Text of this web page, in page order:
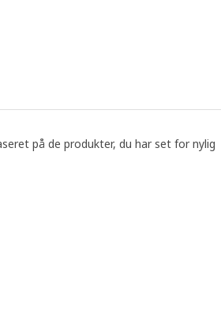
på de produkter, du har set for nylig